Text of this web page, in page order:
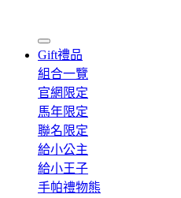
Gift禮品
組合一覽
官網限定
馬年限定
聯名限定
給小公主
給小王子
手帕禮物熊